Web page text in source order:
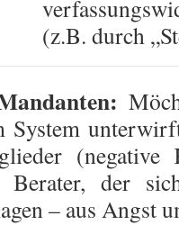
(z.B. durch
System
der
– aus Angst